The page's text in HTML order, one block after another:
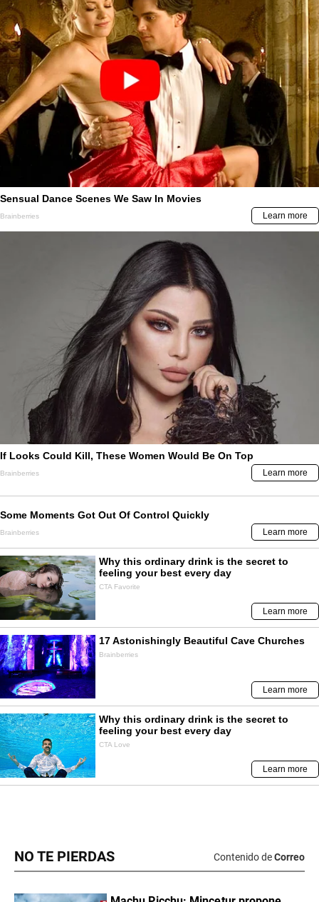
NO TE PIERDAS Contenido deCorreo